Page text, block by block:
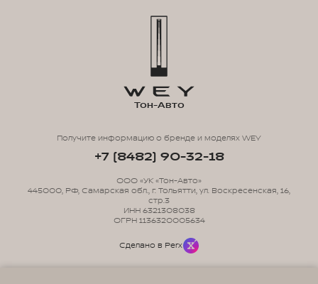
Тон-Авто
Получите информацию о бренде и моделях WEY
+7 (8482) 90-32-18
ООО «УК «Тон-Авто»
445000, РФ, Самарская обл., г. Тольятти, ул. Воскресенская, 16,
стр.3
ИНН 6321308038
ОГРН 1136320005634
Сделано в Perx